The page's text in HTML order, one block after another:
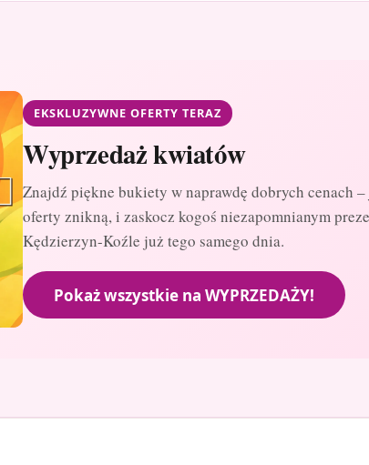
EKSKLUZYWNE OFERTY TERAZ
Wyprzedaż kwiatów
Znajdź piękne bukiety w naprawdę dobrych cenach
oferty znikną, i zaskocz kogoś niezapomnianym
Kędzierzyn-Koźle już tego samego dnia.
Pokaż wszystkie na WYPRZEDAŻY!